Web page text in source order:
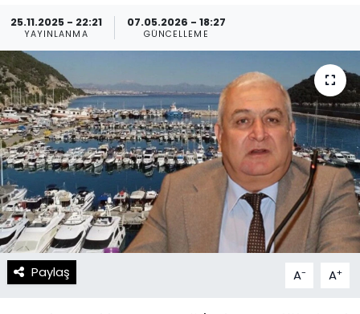
25.11.2025 - 22:21
YAYINLANMA
07.05.2026 - 18:27
GÜNCELLEME
Paylaş A- A+
İletişim